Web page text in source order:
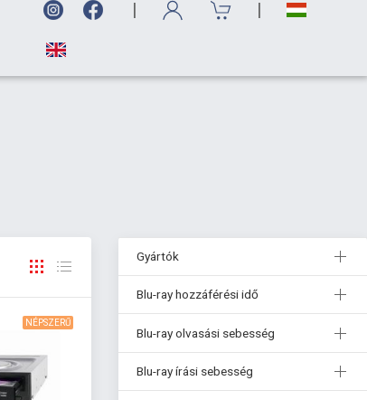
| |
NÉPSZERŰ
Gyártók
Blu-ray hozzáférési idő
Blu-ray olvasási sebesség
Blu-ray írási sebesség